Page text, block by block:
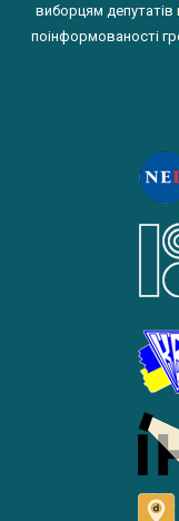
виборцям депутатів
поінформованості